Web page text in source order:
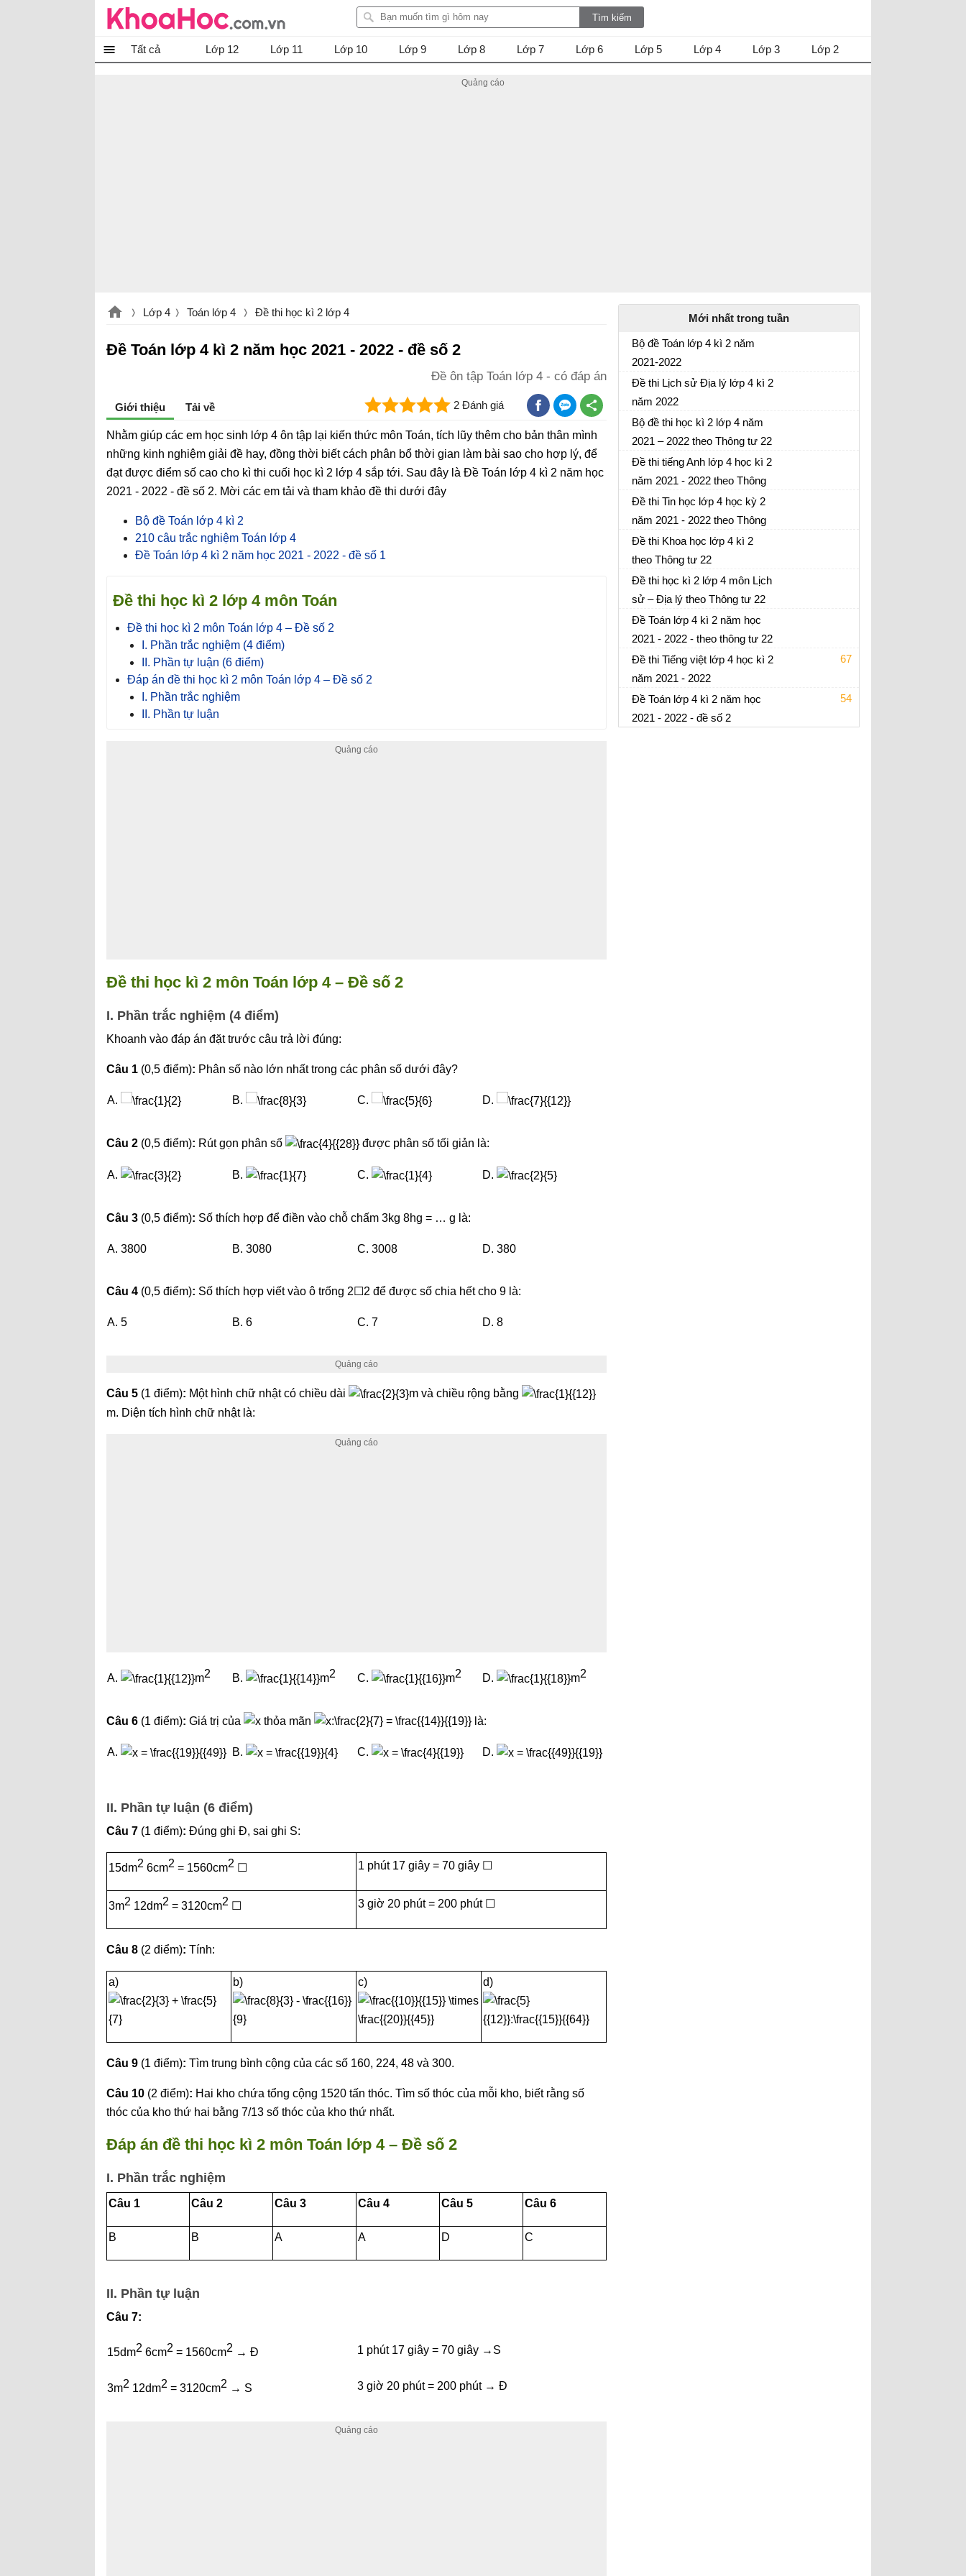
Tất cả Lớp 12 Lớp 11 Lớp 10 Lớp 9 Lớp 8 Lớp 7 Lớp 6 Lớp 5 Lớp 4 Lớp 3 Lớp 2
Lớp 4 Toán lớp 4 Đề thi học kì 2 lớp 4
Đề Toán lớp 4 kì 2 năm học 2021 - 2022 - đề số 2
Đề ôn tập Toán lớp 4 - có đáp án
Giới thiệu Tải về 2 Đánh giá
Nhằm giúp các em học sinh lớp 4 ôn tập lại kiến thức môn Toán, tích lũy thêm cho bản thân mình
những kinh nghiệm giải đề hay, đồng thời biết cách phân bổ thời gian làm bài sao cho hợp lý, để
đạt được điểm số cao cho kì thi cuối học kì 2 lớp 4 sắp tới. Sau đây là Đề Toán lớp 4 kì 2 năm học
2021 - 2022 - đề số 2. Mời các em tải và tham khảo đề thi dưới đây
Bộ đề Toán lớp 4 kì 2
210 câu trắc nghiệm Toán lớp 4
Đề Toán lớp 4 kì 2 năm học 2021 - 2022 - đề số 1
Đề thi học kì 2 lớp 4 môn Toán
Đề thi học kì 2 môn Toán lớp 4 – Đề số 2
I. Phần trắc nghiệm (4 điểm)
II. Phần tự luận (6 điểm)
Đáp án đề thi học kì 2 môn Toán lớp 4 – Đề số 2
I. Phần trắc nghiệm
II. Phần tự luận
Đề thi học kì 2 môn Toán lớp 4 – Đề số 2
I. Phần trắc nghiệm (4 điểm)
Khoanh vào đáp án đặt trước câu trả lời đúng:
Câu 1 (0,5 điểm): Phân số nào lớn nhất trong các phân số dưới đây?
A. B. C. D.
Câu 2 (0,5 điểm): Rút gọn phân số được phân số tối giản là:
A. B. C. D.
Câu 3 (0,5 điểm): Số thích hợp để điền vào chỗ chấm 3kg 8hg = … g là:
A. 3800 B. 3080 C. 3008 D. 380
Câu 4 (0,5 điểm): Số thích hợp viết vào ô trống 2☐2 để được số chia hết cho 9 là:
A. 5 B. 6 C. 7 D. 8
Câu 5 (1 điểm): Một hình chữ nhật có chiều dài
m và chiều rộng bằng
m. Diện tích hình chữ nhật là:
A. m2 B. m2 C. m2 D. m2
Câu 6 (1 điểm): Giá trị của thỏa mãn là:
A. B. C. D.
II. Phần tự luận (6 điểm)
Câu 7 (1 điểm): Đúng ghi Đ, sai ghi S:
15dm2 6cm2 = 1560cm2 ☐ 1 phút 17 giây = 70 giây ☐
3m2 12dm2 = 3120cm2 ☐ 3 giờ 20 phút = 200 phút ☐
Câu 8 (2 điểm): Tính:
a) b) c) d)
Câu 9 (1 điểm): Tìm trung bình cộng của các số 160, 224, 48 và 300.
Câu 10 (2 điểm): Hai kho chứa tổng cộng 1520 tấn thóc. Tìm số thóc của mỗi kho, biết rằng số
thóc của kho thứ hai bằng 7/13 số thóc của kho thứ nhất.
Đáp án đề thi học kì 2 môn Toán lớp 4 – Đề số 2
I. Phần trắc nghiệm
Câu 1 Câu 2 Câu 3 Câu 4 Câu 5 Câu 6
B B A A D C
II. Phần tự luận
Câu 7:
15dm2 6cm2 = 1560cm2 → Đ 1 phút 17 giây = 70 giây →S
3m2 12dm2 = 3120cm2 → S 3 giờ 20 phút = 200 phút → Đ
Mới nhất trong tuần
Bộ đề Toán lớp 4 kì 2 năm
2021-2022
Đề thi cuối học kì 2 lớp 4
Đề thi Lịch sử Địa lý lớp 4 kì 2
năm 2022
Đề thi lớp 4 cuối kì 2 môn Sử - Địa Có đáp án
Bộ đề thi học kì 2 lớp 4 năm
2021 – 2022 theo Thông tư 22
Đề thi cuối học kì 2 lớp 4
Đề thi tiếng Anh lớp 4 học kì 2
năm 2021 - 2022 theo Thông
tư 22
Đề thi tiếng Anh lớp 4 kì 2 - có ma trận + đáp án
Đề thi Tin học lớp 4 học kỳ 2
năm 2021 - 2022 theo Thông
tư 22
Đề thi học kì 2 lớp 4 môn Tin học - có ma trận +
Đề thi Khoa học lớp 4 kì 2
theo Thông tư 22
Đề thi học kì 2 lớp 4 môn Khoa học - có ma trận
Đề thi học kì 2 lớp 4 môn Lịch
sử – Địa lý theo Thông tư 22
Đề thi học kì 2 lớp 4 môn sử - Địa - có ma trận +
Đề Toán lớp 4 kì 2 năm học
2021 - 2022 - theo thông tư 22
Đề thi học kì 2 lớp 4 môn Toán- có ma trận +
Đề thi Tiếng việt lớp 4 học kì 2
năm 2021 - 2022
67
Đề thi học kì 2 lớp 4 môn Tiếng Việt - có ma
Đề Toán lớp 4 kì 2 năm học
2021 - 2022 - đề số 2
54